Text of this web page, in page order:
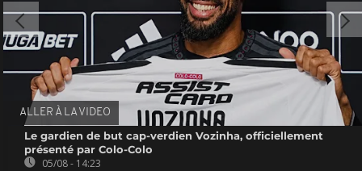
ALLER À LA VIDEO
Le gardien de but cap-verdien Vozinha, officiellement
présenté par Colo-Colo
05/08 - 14:23